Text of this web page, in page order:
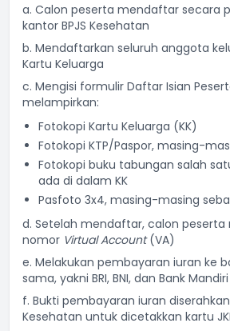
a. Calon peserta mendaftar secara
kantor BPJS Kesehatan
b. Mendaftarkan seluruh anggota
Kartu Keluarga
c. Mengisi formulir Daftar Isian
melampirkan:
Fotokopi Kartu Keluarga (KK)
Fotokopi KTP/Paspor, masing-
Fotokopi buku tabungan salah
ada di dalam KK
Pasfoto 3x4, masing-masing
d. Setelah mendaftar, calon
nomor Virtual Account(VA)
e. Melakukan pembayaran iuran ke
sama, yakni BRI, BNI, dan Bank Mandiri
f. Bukti pembayaran iuran diserahkan
Kesehatan untuk dicetakkan kartu